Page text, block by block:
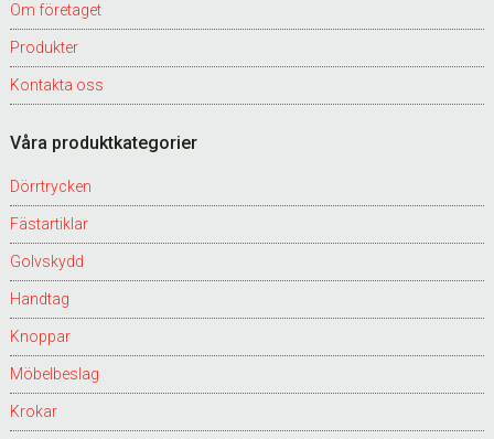
Om företaget
Produkter
Kontakta oss
Våra produktkategorier
Dörrtrycken
Fästartiklar
Golvskydd
Handtag
Knoppar
Möbelbeslag
Krokar